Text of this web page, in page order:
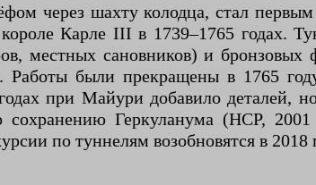
через шахту колодца, стал
Карле III в 1739–1765 годах.
местных сановников) и бронзовых
были прекращены в 1765
при Майури добавило деталей,
Геркуланума (HCP,
по туннелям возобновятся в